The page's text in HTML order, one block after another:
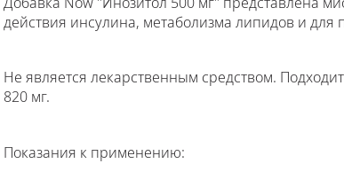
действия инсулина, метаболизма липидов и для
Не является лекарственным средством.
820 мг.
Показания к применению: